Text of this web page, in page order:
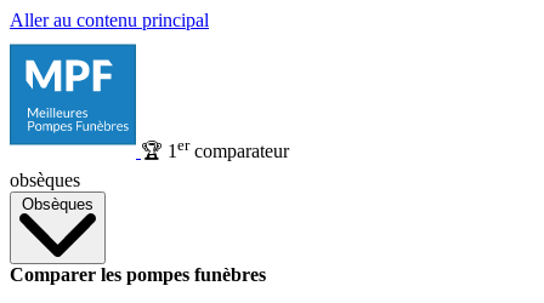
Aller au contenu principal
🏆 1 ercomparateur
obsèques
Obsèques
Comparer les pompes funèbres